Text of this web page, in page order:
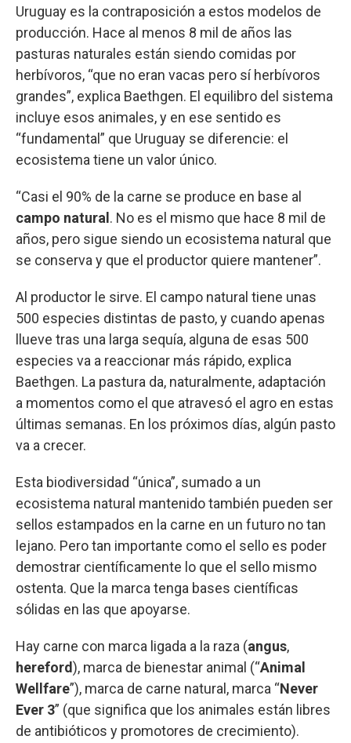
Uruguay es la contraposición a estos modelos de
producción. Hace al menos 8 mil de años las
pasturas naturales están siendo comidas por
herbívoros, “que no eran vacas pero sí herbívoros
grandes”, explica Baethgen. El equilibro del sistema
incluye esos animales, y en ese sentido es
“fundamental” que Uruguay se diferencie: el
ecosistema tiene un valor único.
“Casi el 90% de la carne se produce en base al
campo natural . No es el mismo que hace 8 mil de
años, pero sigue siendo un ecosistema natural que
se conserva y que el productor quiere mantener”.
Al productor le sirve. El campo natural tiene unas
500 especies distintas de pasto, y cuando apenas
llueve tras una larga sequía, alguna de esas 500
especies va a reaccionar más rápido, explica
Baethgen. La pastura da, naturalmente, adaptación
a momentos como el que atravesó el agro en estas
últimas semanas. En los próximos días, algún pasto
va a crecer.
Esta biodiversidad “única”, sumado a un
ecosistema natural mantenido también pueden ser
sellos estampados en la carne en un futuro no tan
lejano. Pero tan importante como el sello es poder
demostrar científicamente lo que el sello mismo
ostenta. Que la marca tenga bases científicas
sólidas en las que apoyarse.
Hay carne con marca ligada a la raza (angus,
hereford), marca de bienestar animal (“Animal
Wellfare”), marca de carne natural, marca “Never
Ever 3” (que significa que los animales están libres
de antibióticos y promotores de crecimiento).